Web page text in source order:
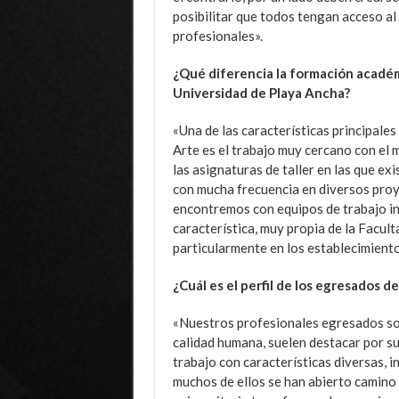
posibilitar que todos tengan acceso
profesionales».
¿Qué diferencia la formación
Universidad de Playa Ancha?
«Una de las características
Arte es el trabajo muy cercano con el
las asignaturas de taller en las que
con mucha frecuencia en diversos
encontremos con equipos de trabajo
característica, muy propia de la
particularmente en los
¿Cuál es el perfil de los egresados
«Nuestros profesionales egresados
calidad humana, suelen destacar por
trabajo con características diversas,
muchos de ellos se han abierto